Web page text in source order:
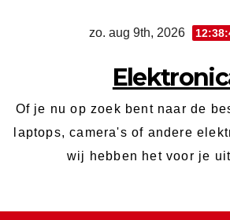
zo. aug 9th, 2026
Of je nu op zoek bent naar de
laptops, camera's of andere
wij hebben het voor je